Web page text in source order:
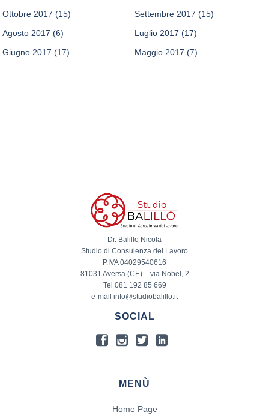
Ottobre 2017 (15) Settembre 2017 (15)
Agosto 2017 (6) Luglio 2017 (17)
Giugno 2017 (17) Maggio 2017 (7)
Dr. Balillo Nicola
Studio di Consulenza del Lavoro
P.IVA 04029540616
81031 Aversa (CE) – via Nobel, 2
Tel 081 192 85 669
e-mail info@studiobalillo.it
SOCIAL
MENÙ
Home Page